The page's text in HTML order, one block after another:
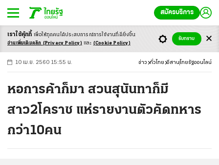
สมัครบริการ
-ก ก ก+
10 เม.ย. 2560 15:55 น. ข่าว ทั่วไทย อีสาน ไทยรัฐออนไลน์
หอการค้าก็มา สวนสุนันทาก็มี
สาว2โคราช แห่รายงานตัวคัดทหาร
กว่า10คน
เราใช้คุ้กกี้ เพื่อให้ทุกคนได้ประสบการณ์การใช้งานที่ดียิ่งขึ้น
อ่านเพิ่มเติมคลิก (Privacy Policy) และ (Cookie Policy)
รับทราบ